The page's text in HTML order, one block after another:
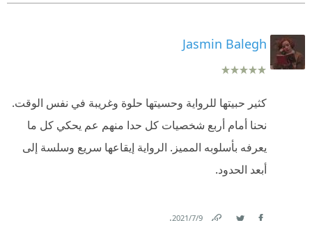
Jasmin Balegh
كثير حبيتها للرواية وحسيتها حلوة وغريبة في نفس الوقت.
نحنا أمام أربع شخصيات كل حدا منهم عم يحكي كل ما
يعرفه بأسلوبه المميز. الرواية إيقاعها سريع وسلسة إلى
أبعد الحدود.
9‏/7‏/2021
.